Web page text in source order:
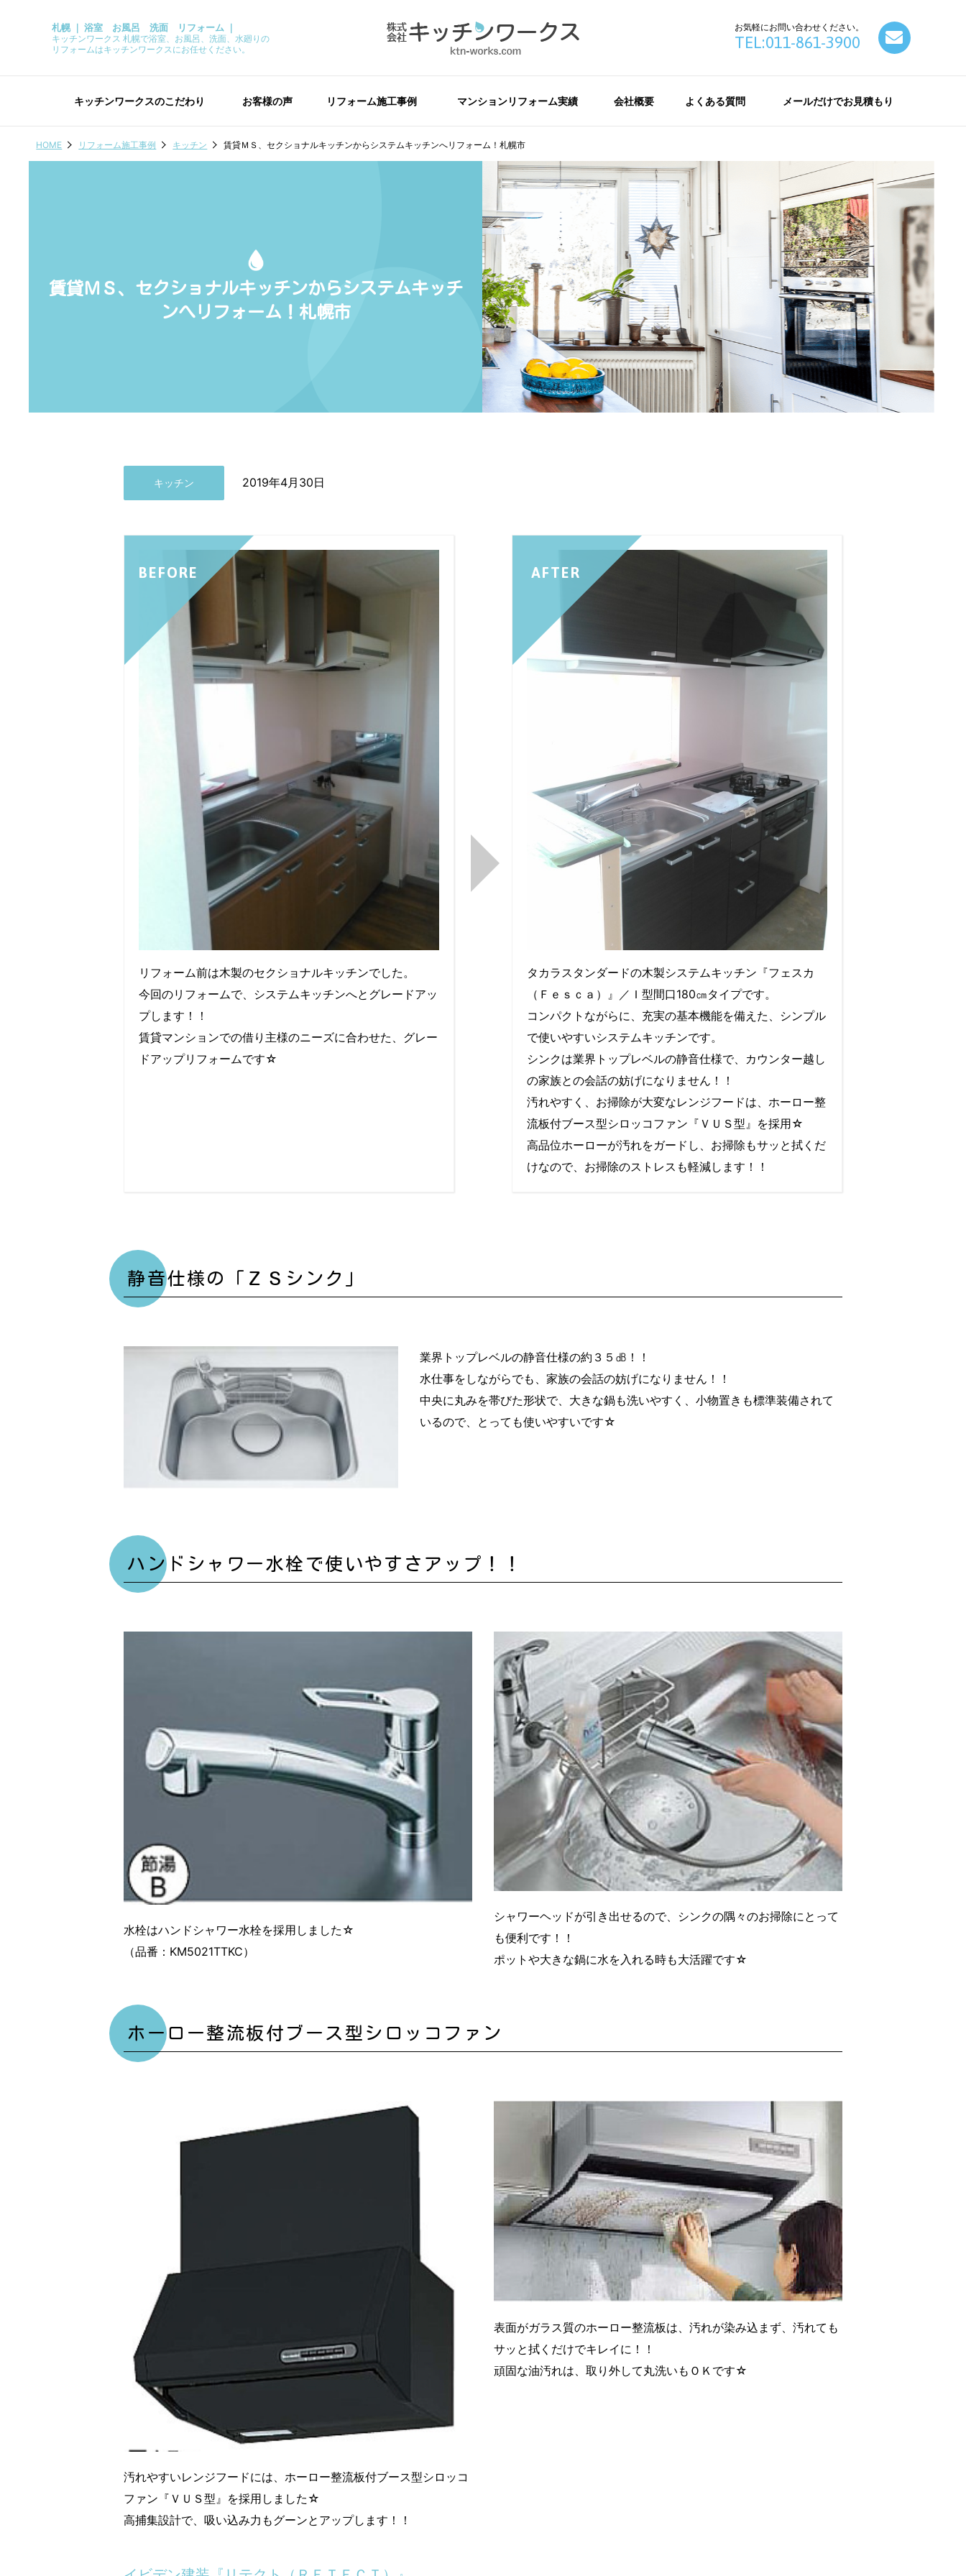
札幌 ｜ 浴室 お風呂 洗面 リフォーム ｜
キッチンワークス 札幌で浴室、お風呂、洗面、水廻りの
リフォームはキッチンワークスにお任せください。
お気軽にお問い合わせください。
TEL:011-861-3900
キッチンワークスのこだわり お客様の声 リフォーム施工事例 マンションリフォーム実績 会社概要 よくある質問 メールだけでお見積もり
HOME リフォーム施工事例 キッチン 賃貸ＭＳ、セクショナルキッチンからシステムキッチンへリフォーム！札幌市
賃貸ＭＳ、セクショナルキッチンからシステムキッチ
ンへリフォーム！札幌市
キッチン 2019年4月30日
BEFORE
リフォーム前は木製のセクショナルキッチンでした。
今回のリフォームで、システムキッチンへとグレードアッ
プします！！
賃貸マンションでの借り主様のニーズに合わせた、グレー
ドアップリフォームです☆
AFTER
タカラスタンダードの木製システムキッチン『フェスカ
（Ｆｅｓｃａ）』／Ｉ型間口180㎝タイプです。
コンパクトながらに、充実の基本機能を備えた、シンプル
で使いやすいシステムキッチンです。
シンクは業界トップレベルの静音仕様で、カウンター越し
の家族との会話の妨げになりません！！
汚れやすく、お掃除が大変なレンジフードは、ホーロー整
流板付ブース型シロッコファン『ＶＵＳ型』を採用☆
高品位ホーローが汚れをガードし、お掃除もサッと拭くだ
けなので、お掃除のストレスも軽減します！！
静音仕様の「ＺＳシンク」
業界トップレベルの静音仕様の約３５㏈！！
水仕事をしながらでも、家族の会話の妨げになりません！！
中央に丸みを帯びた形状で、大きな鍋も洗いやすく、小物置きも標準装備されて
いるので、とっても使いやすいです☆
ハンドシャワー水栓で使いやすさアップ！！
水栓はハンドシャワー水栓を採用しました☆
（品番：KM5021TTKC）
シャワーヘッドが引き出せるので、シンクの隅々のお掃除にとって
も便利です！！
ポットや大きな鍋に水を入れる時も大活躍です☆
ホーロー整流板付ブース型シロッコファン
汚れやすいレンジフードには、ホーロー整流板付ブース型シロッコ
ファン『ＶＵＳ型』を採用しました☆
高捕集設計で、吸い込み力もグーンとアップします！！
表面がガラス質のホーロー整流板は、汚れが染み込まず、汚れても
サッと拭くだけでキレイに！！
頑固な油汚れは、取り外して丸洗いもＯＫです☆